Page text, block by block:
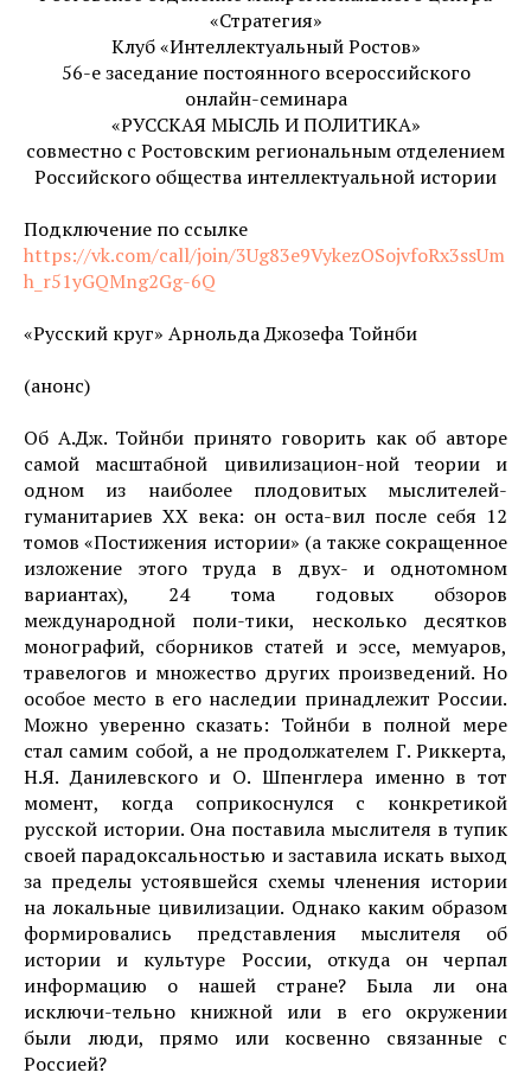
«Стратегия»
Клуб «Интеллектуальный Ростов»
56-е заседание постоянного всероссийского
онлайн-семинара
«РУССКАЯ МЫСЛЬ И ПОЛИТИКА»
совместно с Ростовским региональным отделением
Российского общества интеллектуальной истории
Подключение по ссылке
https://vk.com/call/join/3Ug83e9VykezOSojvfoRx3ssUm
h_r51yGQMng2Gg-6Q
«Русский круг» Арнольда Джозефа Тойнби
(анонс)
Об А.Дж. Тойнби принято говорить как об авторе
самой масштабной цивилизацион-ной теории и
одном из наиболее плодовитых мыслителей-
гуманитариев ХХ века: он оста-вил после себя 12
томов «Постижения истории» (а также сокращенное
изложение этого труда в двух- и однотомном
вариантах), 24 тома годовых обзоров
международной поли-тики, несколько десятков
монографий, сборников статей и эссе, мемуаров,
травелогов и множество других произведений. Но
особое место в его наследии принадлежит России.
Можно уверенно сказать: Тойнби в полной мере
стал самим собой, а не продолжателем Г. Риккерта,
Н.Я. Данилевского и О. Шпенглера именно в тот
момент, когда соприкоснулся с конкретикой
русской истории. Она поставила мыслителя в тупик
своей парадоксальностью и заставила искать выход
за пределы устоявшейся схемы членения истории
на локальные цивилизации. Однако каким образом
формировались представления мыслителя об
истории и культуре России, откуда он черпал
информацию о нашей стране? Была ли она
исключи-тельно книжной или в его окружении
были люди, прямо или косвенно связанные с
Россией?